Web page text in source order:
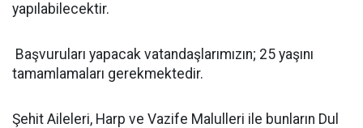
yapılabilecektir.
Başvuruları yapacak vatandaşlarımızın; 25 yaşını
tamamlamaları gerekmektedir.
Şehit Aileleri, Harp ve Vazife Malulleri ile bunların Dul